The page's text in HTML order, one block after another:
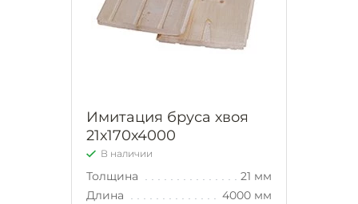
Имитация бруса хвоя
21х170х4000
В наличии
Толщина
21 мм
Длина
4000 мм